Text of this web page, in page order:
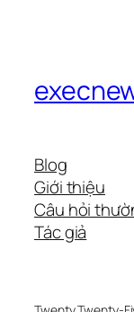
Blog
Giới thiệu
Câu hỏi
Tác giả